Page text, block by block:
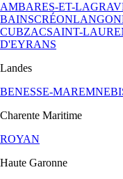
AMBARES-ET-
BAINSCRÉONLANGON
CUBZACSAINT-
D'EYRANS
Landes
BENESSE-MAREMNE
Charente Maritime
ROYAN
Haute Garonne